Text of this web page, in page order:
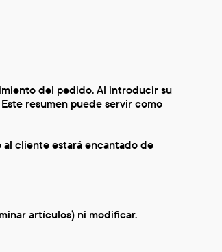
del pedido. Al introducir su
resumen puede servir como
al cliente estará encantado de
artículos) ni modificar.